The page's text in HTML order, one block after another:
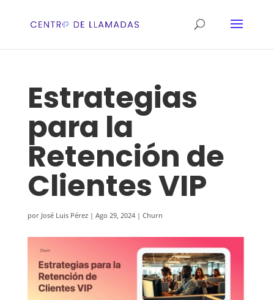
Estrategias
para la
Retención de
Clientes VIP
por José Luis Pérez| Ago 29, 2024| Churn